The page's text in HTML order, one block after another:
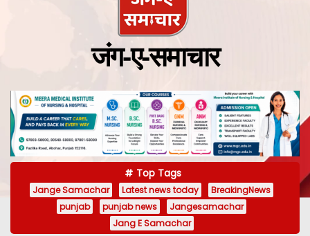
जंग-ए-समाचार
Top Tags
Jange Samachar Latest news today
BreakingNews
punjab
punjab news
Jangesamachar
Jang E Samachar